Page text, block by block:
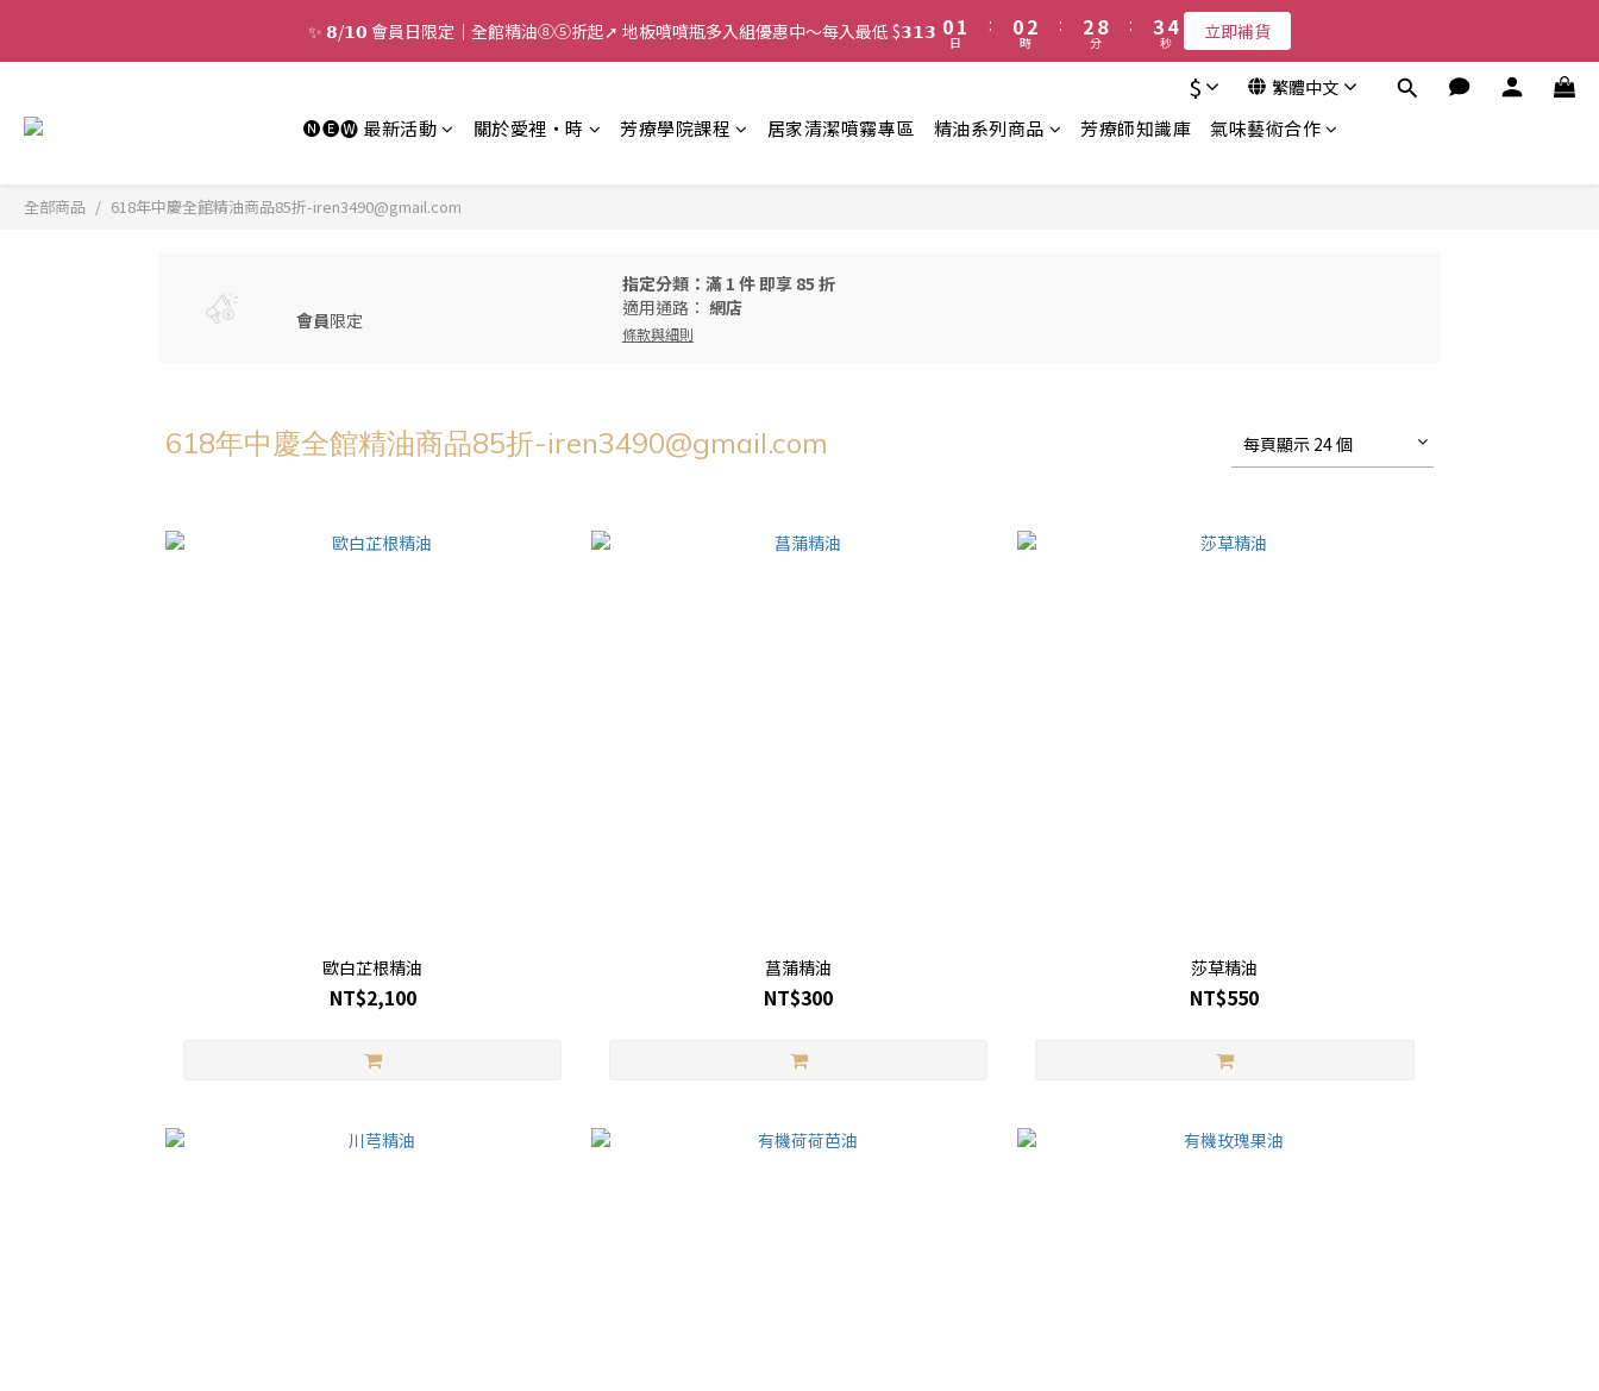
✨ 𝟴/𝟭𝟬 會員日限定｜全館精油⑧⑤折起➚ 地板噴噴瓶多入組優惠中～每入最低 $𝟯𝟭𝟯 01
0
日
:
02
1
時
:
2
1
8
7
4
分
:
3
2
3
2
秒 立即補貨
$ 繁體中文
🅝🅔🅦 最新活動 關於愛裡‧時 芳療學院課程 居家清潔噴霧專區 精油系列商品 芳療師知識庫 氣味藝術合作
全部商品 618年中慶全館精油商品85折-iren3490@gmail.com
會員限定
指定分類：滿 1 件 即享 85 折
適用通路： 網店
條款與細則
618年中慶全館精油商品85折-iren3490@gmail.com 每頁顯示 24 個
歐白芷根精油
NT$2,100
菖蒲精油
NT$300
莎草精油
NT$550